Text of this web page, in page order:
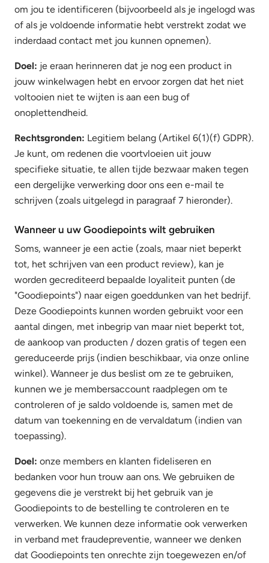
om jou te identificeren (bijvoorbeeld als je ingelogd was
of als je voldoende informatie hebt verstrekt zodat we
inderdaad contact met jou kunnen opnemen).
Doel: je eraan herinneren dat je nog een product in
jouw winkelwagen hebt en ervoor zorgen dat het niet
voltooien niet te wijten is aan een bug of
onoplettendheid.
Rechtsgronden: Legitiem belang (Artikel 6(1)(f) GDPR).
Je kunt, om redenen die voortvloeien uit jouw
specifieke situatie, te allen tijde bezwaar maken tegen
een dergelijke verwerking door ons een e-mail te
schrijven (zoals uitgelegd in paragraaf 7 hieronder).
Wanneer u uw Goodiepoints wilt gebruiken
Soms, wanneer je een actie (zoals, maar niet beperkt
tot, het schrijven van een product review), kan je
worden gecrediteerd bepaalde loyaliteit punten (de
"Goodiepoints") naar eigen goeddunken van het bedrijf.
Deze Goodiepoints kunnen worden gebruikt voor een
aantal dingen, met inbegrip van maar niet beperkt tot,
de aankoop van producten / dozen gratis of tegen een
gereduceerde prijs (indien beschikbaar, via onze online
winkel). Wanneer je dus beslist om ze te gebruiken,
kunnen we je membersaccount raadplegen om te
controleren of je saldo voldoende is, samen met de
datum van toekenning en de vervaldatum (indien van
toepassing).
Doel: onze members en klanten fideliseren en
bedanken voor hun trouw aan ons. We gebruiken de
gegevens die je verstrekt bij het gebruik van je
Goodiepoints to de bestelling te controleren en te
verwerken. We kunnen deze informatie ook verwerken
in verband met fraudepreventie, wanneer we denken
dat Goodiepoints ten onrechte zijn toegewezen en/of